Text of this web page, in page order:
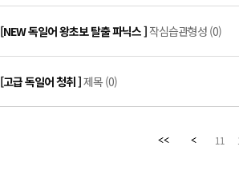
[NEW 독일어 왕초보 탈출 파닉스 ] 작심습관형성 (0)
[고급 독일어 청취 ]제목 (0)
11